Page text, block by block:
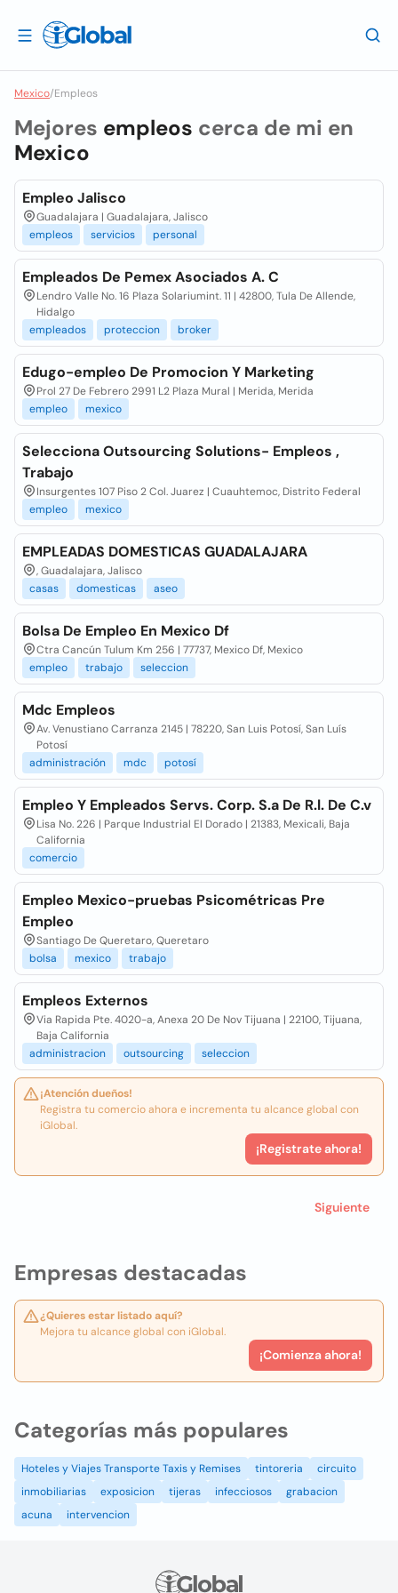
Mexico/Empleos
Empresas destacadas
¿Quieres estar listado aquí?
Mejora tu alcance global con iGlobal.
¡Comienza ahora!
Mejores empleos cerca de mi en
Mexico
Empleo Jalisco
Guadalajara | Guadalajara, Jalisco
empleos
servicios personal
Empleados De Pemex Asociados A. C
Lendro Valle No. 16 Plaza Solariumint. 11 | 42800, Tula De Allende,
Hidalgo
empleados
proteccion broker
Edugo-empleo De Promocion Y Marketing
Prol 27 De Febrero 2991 L2 Plaza Mural | Merida, Merida
empleo
mexico
Selecciona Outsourcing Solutions- Empleos ,
Trabajo
Insurgentes 107 Piso 2 Col. Juarez | Cuauhtemoc, Distrito Federal
empleo
mexico
EMPLEADAS DOMESTICAS GUADALAJARA
, Guadalajara, Jalisco
casas
domesticas aseo
Bolsa De Empleo En Mexico Df
Ctra Cancún Tulum Km 256 | 77737, Mexico Df, Mexico
empleo
trabajo seleccion
Mdc Empleos
Av. Venustiano Carranza 2145 | 78220, San Luis Potosí, San Luís
Potosí
administración
mdc potosí
Empleo Y Empleados Servs. Corp. S.a De R.l. De C.v
Lisa No. 226 | Parque Industrial El Dorado | 21383, Mexicali, Baja
California
comercio
Empleo Mexico-pruebas Psicométricas Pre
Empleo
Santiago De Queretaro, Queretaro
bolsa
mexico trabajo
Empleos Externos
Via Rapida Pte. 4020-a, Anexa 20 De Nov Tijuana | 22100, Tijuana,
Baja California
administracion
outsourcing seleccion
¡Atención dueños!
Registra tu comercio ahora e incrementa tu alcance global con
iGlobal.
¡Registrate ahora!
Siguiente
Categorías más populares
Hoteles y Viajes Transporte Taxis y Remises tintoreria
circuito
inmobiliarias
exposicion tijeras infecciosos
grabacion
acuna
intervencion